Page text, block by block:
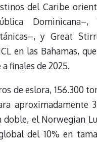
del Caribe
y Great
en las Bahamas,
finales de 2025.
de eslora, 156.300
aproximadamente
doble, el Norwegian
del 10% en